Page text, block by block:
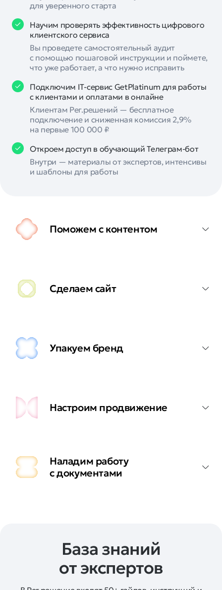
для уверенного старта
Научим проверять эффективность цифрового
клиентского сервиса
Вы проведете самостоятельный аудит
с помощью пошаговой инструкции и поймете,
что уже работает, а что нужно исправить
Подключим IT-сервис GetPlatinum для работы
с клиентами и оплатами в онлайне
Клиентам Рег.решений — бесплатное
подключение и сниженная комиссия 2,9%
на первые 100 000 ₽
Откроем доступ в обучающий Телеграм-бот
Внутри — материалы от экспертов, интенсивы
и шаблоны для работы
Поможем с контентом
Сделаем сайт
Упакуем бренд
Настроим продвижение
Наладим работу
с документами
База знаний
от экспертов